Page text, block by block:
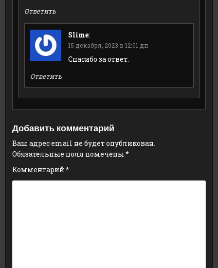
Ответить
Slime:
15 декабря, 2023 в 12:01 дп
Спасибо за ответ.
Ответить
Добавить комментарий
Ваш адрес email не будет опубликован.
Обязательные поля помечены*
Комментарий*